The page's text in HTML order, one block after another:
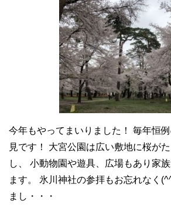
今年もやってまいりました！ 毎年恒
見です！ 大宮公園は広い敷地に桜が
し、 小動物園や遊具、広場もあり家
ます。 氷川神社の参拝もお忘れなく
まし・・・